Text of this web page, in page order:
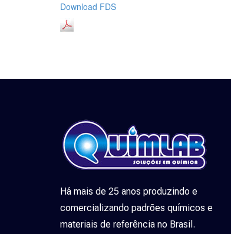
Download FDS
Há mais de 25 anos produzindo e
comercializando padrões químicos e
materiais de referência no Brasil.